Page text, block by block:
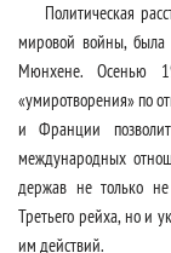
Политическая
мировой войны, была
Мюнхене. Осенью
«умиротворения» по
и Франции
международных
держав не только не
Третьего рейха, но и
им действий.